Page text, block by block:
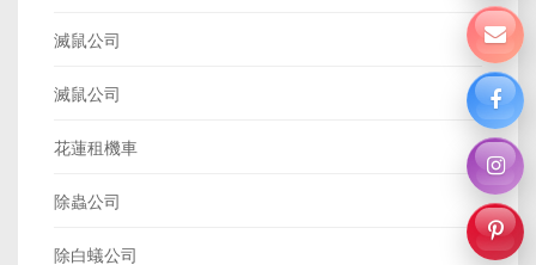
滅鼠公司
滅鼠公司
花蓮租機車
除蟲公司
除白蟻公司